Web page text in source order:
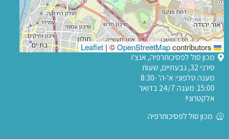
| ©OpenStreetMapcontributors
מכון סול לפסיכותרפיה, אנצ'ו
סירני 32, גבעתיים, שעות
מענה טלפוני: א'-ה' 8:30-
15:00. מענה 24/7 בדואר
אלקטרוני!
מכון סול לפסיכותרפיה